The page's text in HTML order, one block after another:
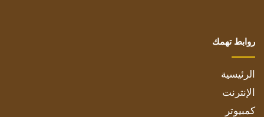
روابط تهمك
الرئيسية
الإنترنت
كمبيوتر